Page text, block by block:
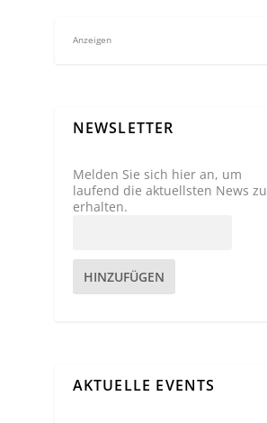
Anzeigen
NEWSLETTER
Melden Sie sich hier an, um
laufend die aktuellsten News zu
erhalten.
HINZUFÜGEN
AKTUELLE EVENTS